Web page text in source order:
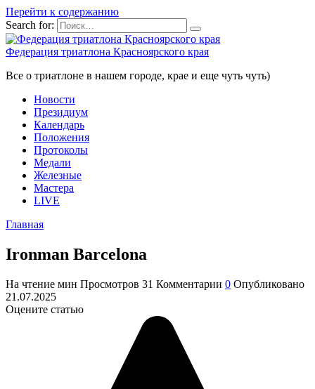
Перейти к содержанию
Search for:
Федерация триатлона Красноярского края
Все о триатлоне в нашем городе, крае и еще чуть чуть)
Новости
Президиум
Календарь
Положения
Протоколы
Медали
Железные
Мастера
LIVE
Главная
Ironman Barcelona
На чтение мин Просмотров 31 Комментарии 0 Опубликовано
21.07.2025
Оцените статью